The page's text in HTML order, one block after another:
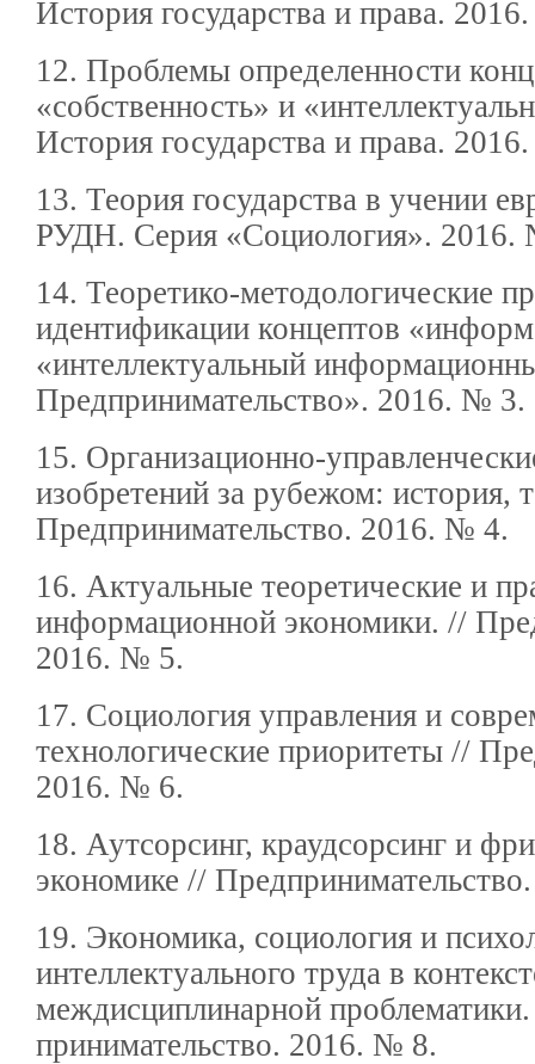
История государства и права.
12. Проблемы определенности
«собственность» и
История государства и права.
13. Теория государства в учении
РУДН. Серия «Социология». 2016.
14. Теоретико-методологические
идентификации концептов
«интеллектуальный
Предпринимательство». 2016. № 3.
15. Организационно-
изобретений за рубежом: история,
Предпринимательство. 2016. № 4.
16. Актуальные теоретические и
информационной экономики. //
2016. № 5.
17. Социология управления и
технологические приоритеты //
2016. № 6.
18. Аутсорсинг, краудсорсинг и
экономике //
19. Экономика, социология и
интеллектуального труда в
междисциплинарной
принимательство. 2016. № 8.